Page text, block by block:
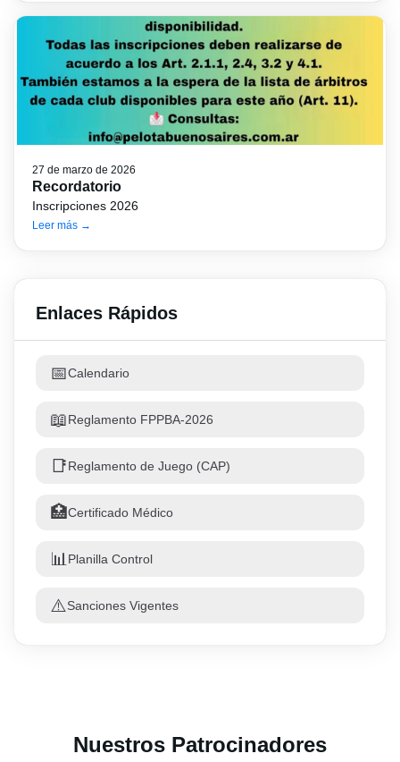
27 de marzo de 2026
Recordatorio
Inscripciones 2026
Leer más →
Enlaces Rápidos
📅Calendario
📖Reglamento FPPBA-2026
📑Reglamento de Juego (CAP)
🏥Certificado Médico
📊 Planilla Control
⚠️Sanciones Vigentes
Nuestros Patrocinadores